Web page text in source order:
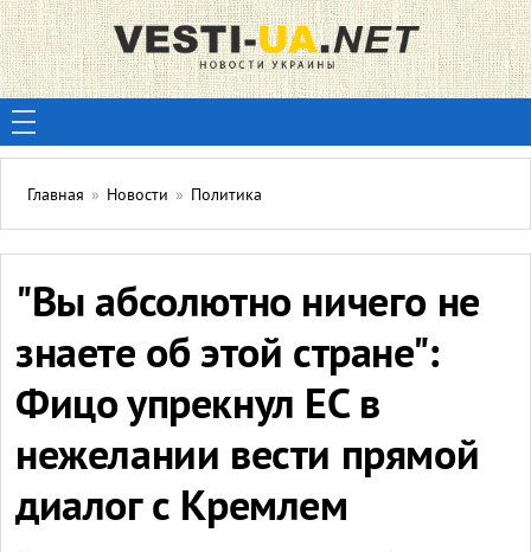
Главная » Новости » Политика
"Вы абсолютно ничего не
знаете об этой стране":
Фицо упрекнул ЕС в
нежелании вести прямой
диалог с Кремлем